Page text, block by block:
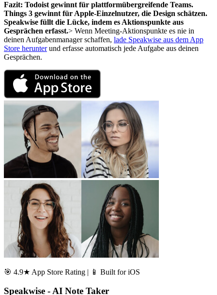
Fazit: Todoist gewinnt für plattformübergreifende Teams.
Things 3 gewinnt für Apple-Einzelnutzer, die Design schätzen.
Speakwise füllt die Lücke, indem es Aktionspunkte aus
Gesprächen erfasst.> Wenn Meeting-Aktionspunkte es nie in
deinen Aufgabenmanager schaffen, lade Speakwise aus dem App
Store herunterund erfasse automatisch jede Aufgabe aus deinen
Gesprächen.
🎯 4.9★ App Store Rating | 📱 Built for iOS
Speakwise - AI Note Taker